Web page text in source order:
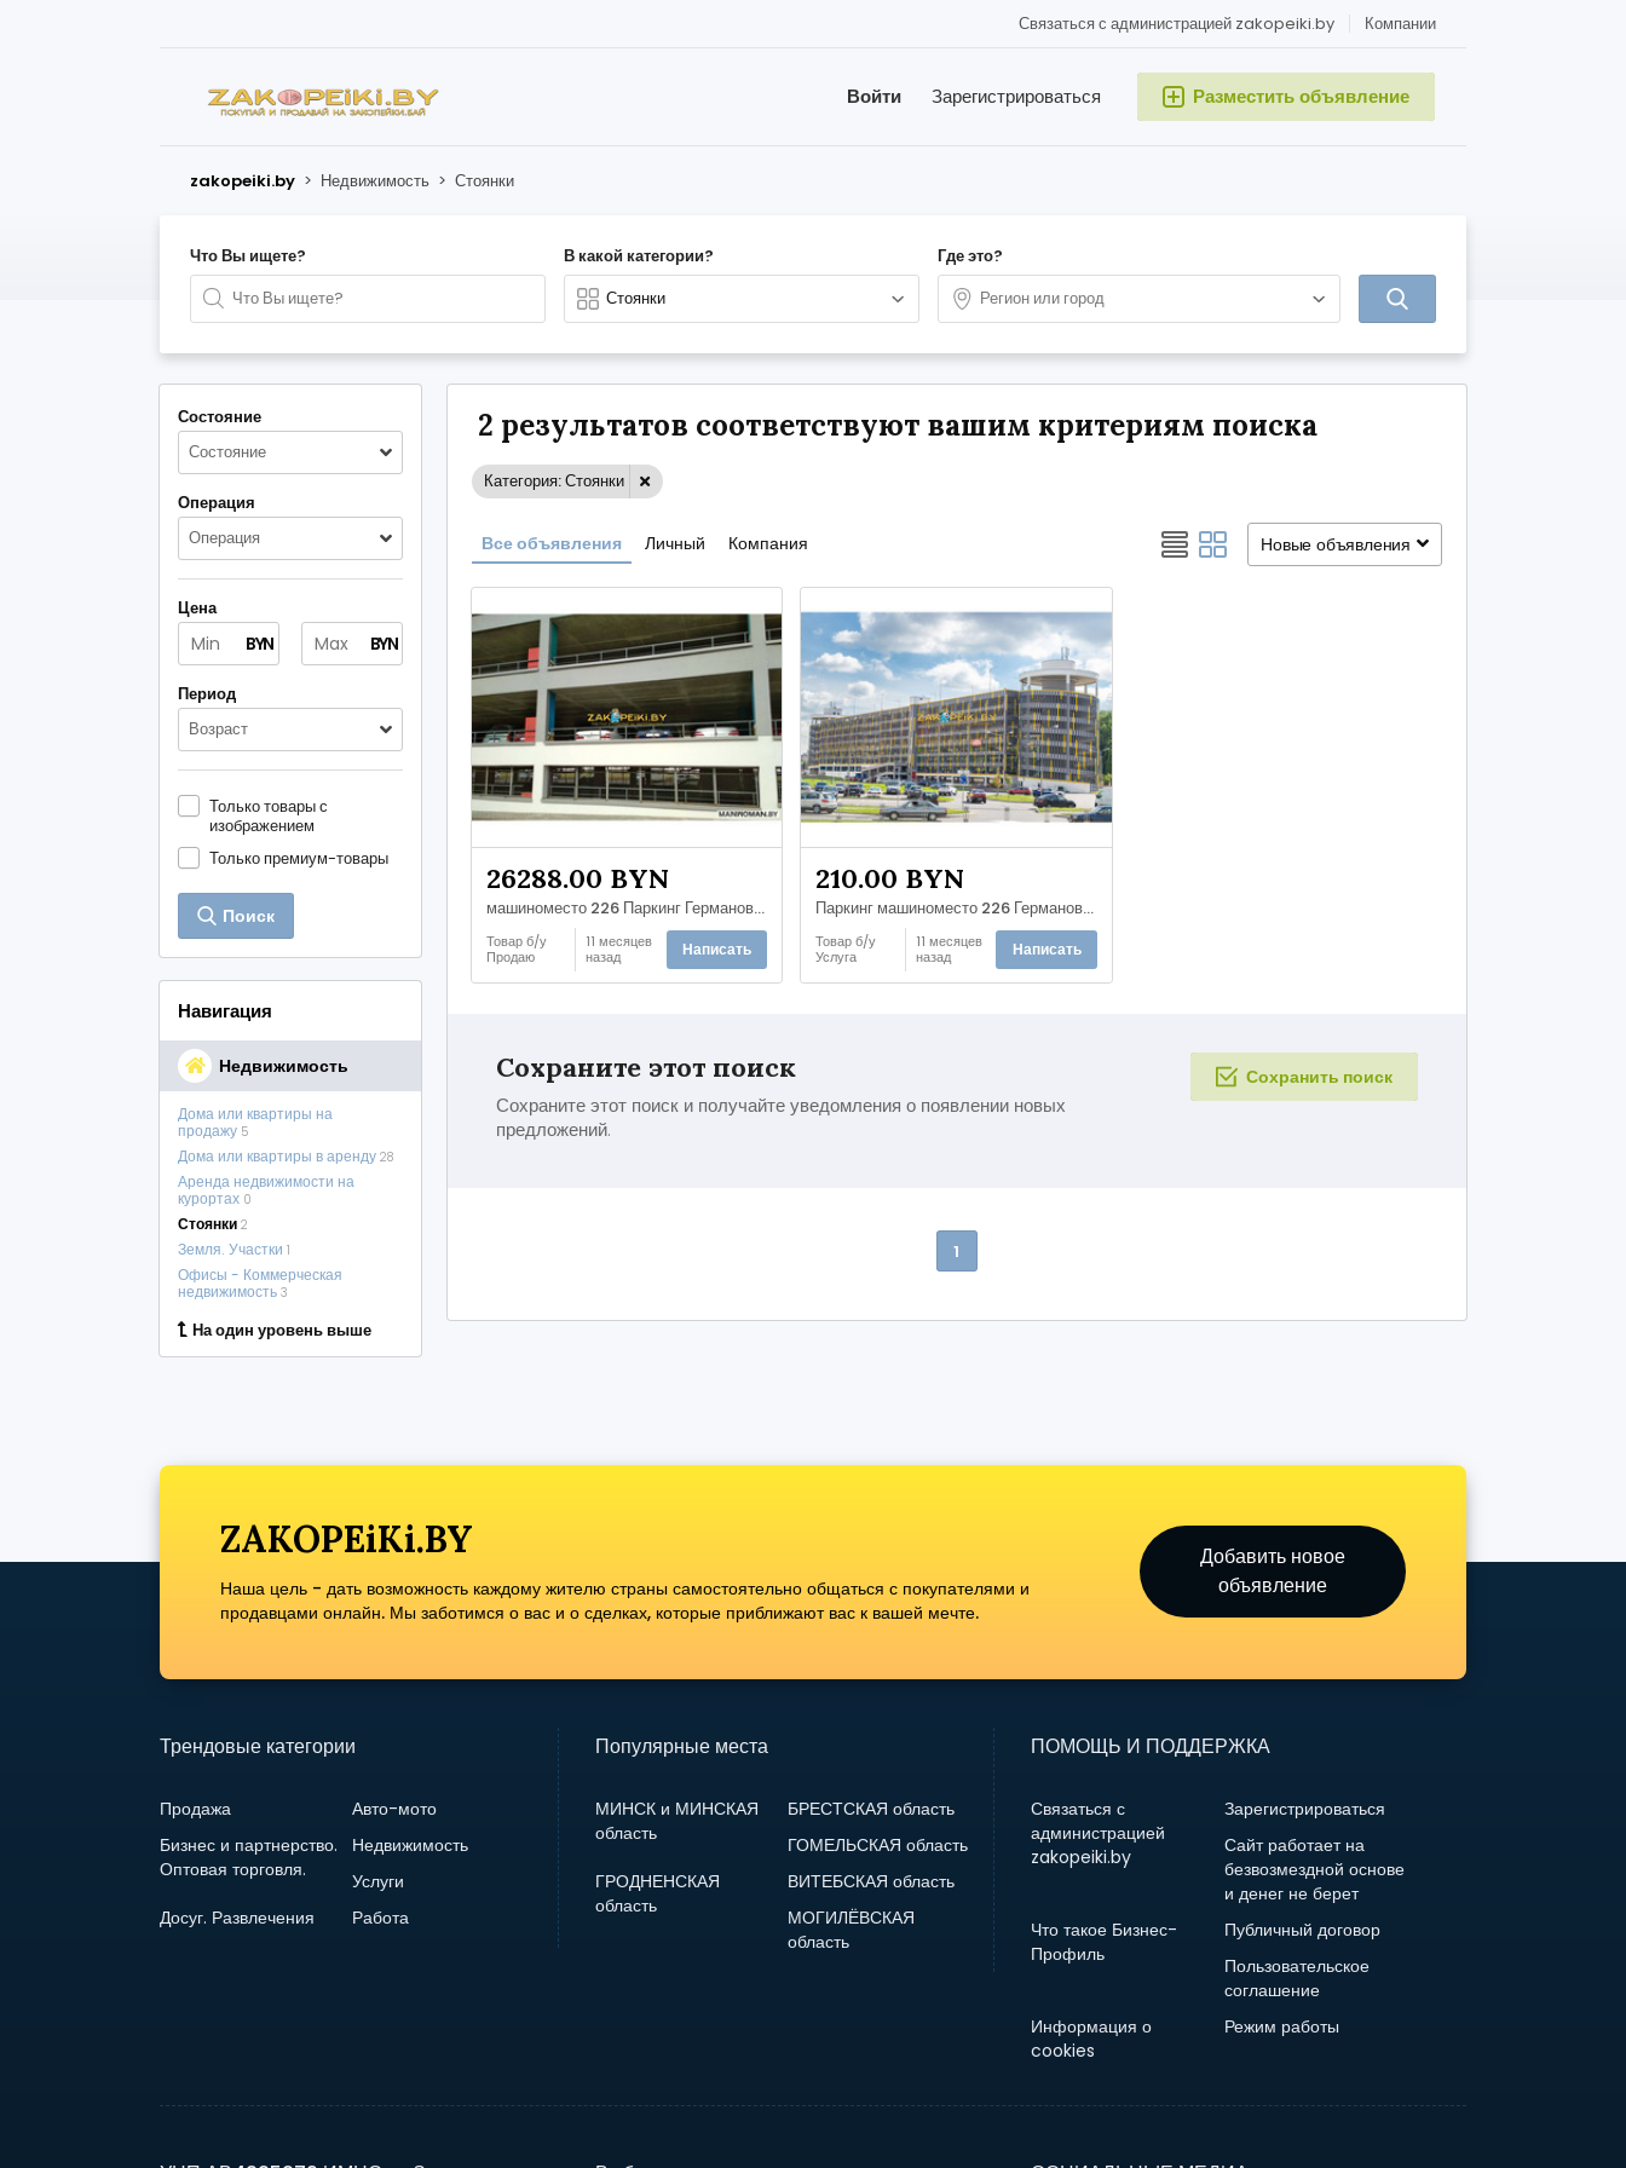
Компании
Связаться с администрацией zakopeiki.by
Разместить объявление
Зарегистрироваться
Войти
zakopeiki.by > Недвижимость > Стоянки
Что Вы ищете? В какой категории? Где это?
Состояние
Состояние
Операция
Операция
Цена
BYN BYN
Период
Возраст
Только товары с
изображением
Только премиум-товары
Поиск
Навигация
Недвижимость
Дома или квартиры на
продажу 5
Дома или квартиры в аренду 28
Аренда недвижимости на
курортах 0
Стоянки 2
Земля. Участки 1
Офисы - Коммерческая
недвижимость 3
На один уровень выше
2 результатов соответствуют вашим критериям поиска
Категория: Стоянки
Все объявления Личный Компания Новые объявления
26288.00 BYN
машиноместо 226 Паркинг Германовская, 7
Товар б/у
Продаю
11 месяцев
назад
Написать
210.00 BYN
Паркинг машиноместо 226 Германовская, 7
Товар б/у
Услуга
11 месяцев
назад
Написать
Сохраните этот поиск
Сохраните этот поиск и получайте уведомления о появлении новых
предложений.
Сохранить поиск
1
ZAKOPEiKi.BY
Наша цель - дать возможность каждому жителю страны самостоятельно общаться с покупателями и
продавцами онлайн. Мы заботимся о вас и о сделках, которые приближают вас к вашей мечте.
Добавить новое
объявление
Трендовые категории
Продажа
Авто-мото
Бизнес и партнерство.
Оптовая торговля.
Недвижимость
Услуги
Досуг. Развлечения
Работа
Популярные места
МИНСК и МИНСКАЯ
область
БРЕСТСКАЯ область
ГОМЕЛЬСКАЯ область
ГРОДНЕНСКАЯ
область
ВИТЕБСКАЯ область
МОГИЛЁВСКАЯ
область
ПОМОЩЬ И ПОДДЕРЖКА
Связаться с
администрацией
zakopeiki.by
Зарегистрироваться
Сайт работает на
безвозмездной основе
и денег не берет
Что такое Бизнес-
Профиль
Публичный договор
Пользовательское
соглашение
Информация о
cookies
Режим работы